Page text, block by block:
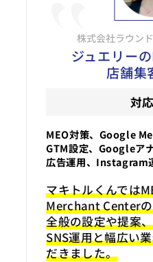
株式会社ラウン
ジュエリー
店舗集
対
MEO対策、Google
GTM設定、Googleア
広告運用、Instagram
マキトルくんでは
Merchant Center
全般の設定や提案
SNS運用と幅広い
だきました。